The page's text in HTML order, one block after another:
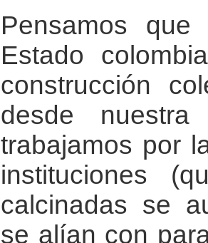
Pensamos
Estado
construcción
desde
trabajamos por
instituciones
calcinadas se
se alían con